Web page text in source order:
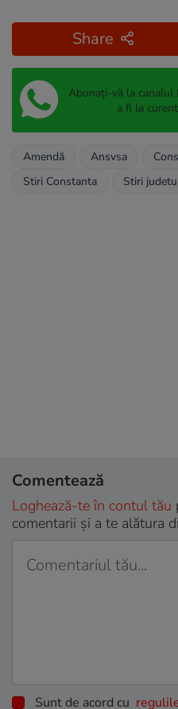
Share
Abonați-vă la
a fi la
Amendă Ansvsa
Stiri Constanta
Stiri
Comentează
Loghează-te în contul tău
comentarii și a te alătura
Sunt de acord cu